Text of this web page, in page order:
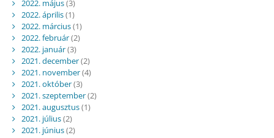
2022. május(3)
2022. április(1)
2022. március(1)
2022. február(2)
2022. január(3)
2021. december(2)
2021. november(4)
2021. október(3)
2021. szeptember(2)
2021. augusztus(1)
2021. július(2)
2021. június(2)